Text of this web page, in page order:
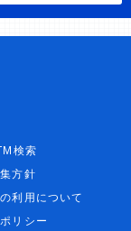
検索
方針
利用について
リシー